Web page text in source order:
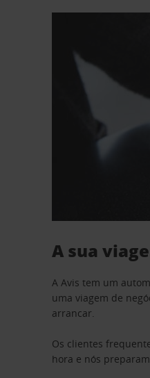
A sua
A Avis tem um
uma viagem de
arrancar.
Os clientes
hora e nós